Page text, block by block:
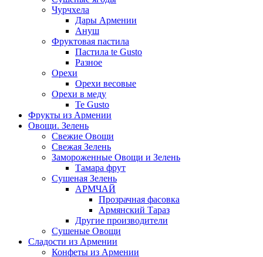
Чурчхела
Дары Армении
Ануш
Фруктовая пастила
Пастила te Gusto
Разное
Орехи
Орехи весовые
Орехи в меду
Te Gusto
Фрукты из Армении
Овощи. Зелень
Свежие Овощи
Свежая Зелень
Замороженные Овощи и Зелень
Тамара фрут
Сушеная Зелень
АРМЧАЙ
Прозрачная фасовка
Армянский Тараз
Другие производители
Сушеные Овощи
Сладости из Армении
Конфеты из Армении